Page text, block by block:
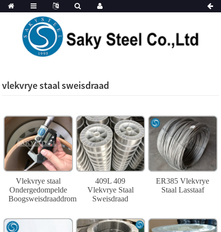
vlekvrye staal sweisdraad
Vlekvrye staal
Ondergedompelde
Boogsweisdraaddrom
409L 409
Vlekvrye Staal
Sweisdraad
ER385 Vlekvrye
Staal Lasstaaf